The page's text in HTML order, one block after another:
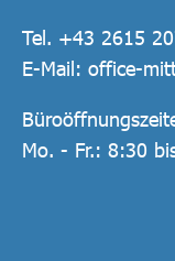
Tel. +43 2615
E-Mail: office-
Mo. - Fr.: 8:30